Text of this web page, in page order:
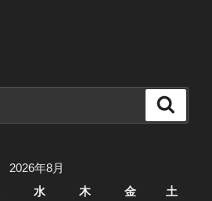
2026年8月
水 木 金 土